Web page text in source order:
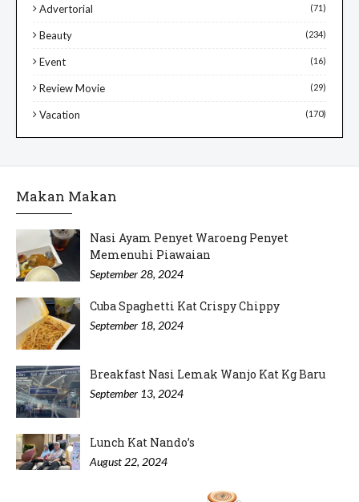
Advertorial (71)
Beauty (234)
Event (16)
Review Movie (29)
Vacation (170)
Makan Makan
Nasi Ayam Penyet Waroeng Penyet
Memenuhi Piawaian
September 28, 2024
Cuba Spaghetti Kat Crispy Chippy
September 18, 2024
Breakfast Nasi Lemak Wanjo Kat Kg Baru
September 13, 2024
Lunch Kat Nando’s
August 22, 2024